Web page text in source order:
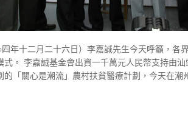
年十二月二十六日）李嘉誠先生今天呼籲，各
式。 李嘉誠基金會出資一千萬元人民幣支持由
的「關心是潮流」農村扶貧醫療計劃，今天在潮